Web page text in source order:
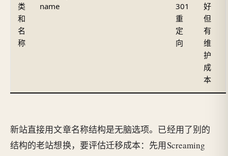
类
和
名
称
name
301
重
定
向
好
但
有
维
护
成
本
新站直接用文章名称结构是无脑选项。已经用了别的
结构的老站想换，要评估迁移成本：先用Screaming